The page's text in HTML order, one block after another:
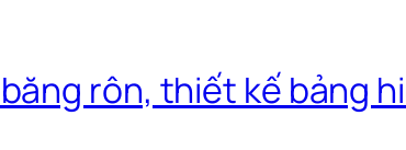
rôn, thiết kế bảng